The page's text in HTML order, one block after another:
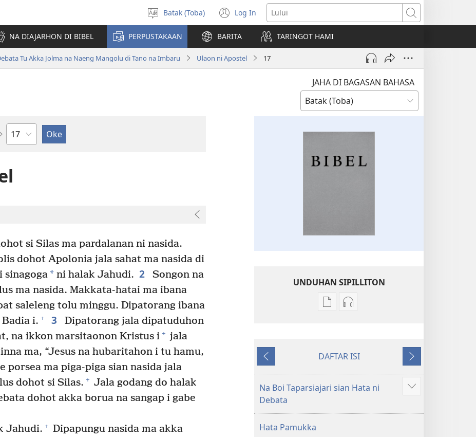
Pillit
Hata
Batak (Toba) Log In
(opens
new
window)
Lului
NA DIAJARHON DI BIBEL PERPUSTAKAAN BARITA TARINGOT HAMI
Tu Akka Jolma na Naeng Mangolu di Tano na Imbaru Ulaon ni Apostel 17
JAHA DI BAGASAN BAHASA
Bindu
si Silas ma pardalanan ni nasida.
dohot Apolonia jala sahat ma nasida di
sinagoga* ni halak Jahudi. 2
Songon na
ma nasida. Makkata-hatai ma ibana
saleleng tolu minggu. Dipatorang ibana
i. + 3
Dipatorang jala dipatuduhon
na ikkon marsitaonon Kristus i + jala
ma, “Jesus na hubaritahon i tu hamu,
porsea ma piga-piga sian nasida jala
dohot si Silas. + Jala godang do halak
dohot akka borua na sangap i gabe
Jahudi. + Dipapungu nasida ma akka
UNDUHAN SIPILLITON
Sipilliton
Hata
Debata
tu
Sipiliton
Hata
Debata
tu
Andorang
so
DAFTAR ISI
Na
Mangihut
Na Boi Taparsiajari sian Hata ni
Debata
Patudu
umgodang
Hata Pamukka